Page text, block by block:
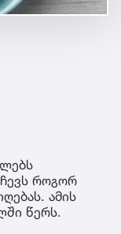
როგორ
ამის
წერს.